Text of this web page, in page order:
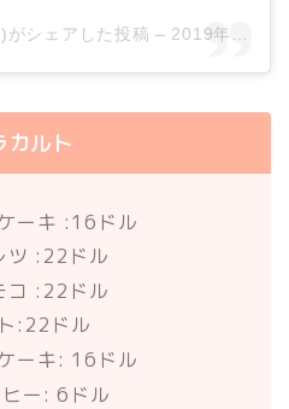
シェアした投稿 – 2019年 6月月23日午後6時17分PDT
カルト
ーキ :16ドル
ツ :22ドル
コ :22ドル
:22ドル
ーキ: 16ドル
ー: 6ドル